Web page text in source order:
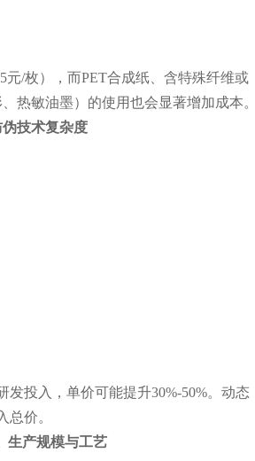
元/枚），而PET合成纸、含特殊纤维或
热敏油墨）的使用也会显著增加成本。
伪技术复杂度
投入，单价可能提升30%-50%。动态
价。
生产规模与工艺